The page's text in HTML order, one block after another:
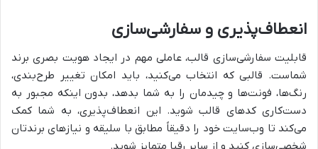
انعطاف‌پذیری و سفارشی‌سازی
قابلیت سفارشی‌سازی قالب، عاملی مهم در ایجاد هویت بصری برند
شماست. قالبی که انتخاب می‌کنید، باید امکان تغییر طرح‌بندی،
رنگ‌ها، فونت‌ها و چیدمان را به شما بدهد، بدون اینکه مجبور به
دست‌کاری کدهای قالب شوید. این انعطاف‌پذیری، به شما کمک
می‌کند تا وب‌سایت خود را دقیقاً مطابق با سلیقه و نیازهای برندتان
شخصی‌سازی کنید و از سایر رقبا متمایز شوید.